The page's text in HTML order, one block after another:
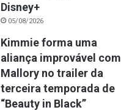
Disney+
05/08/2026
Kimmie forma uma
aliança improvável com
Mallory no trailer da
terceira temporada de
“Beauty in Black”